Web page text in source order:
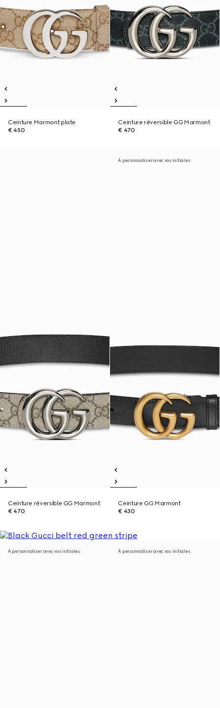
Ceinture Marmont plate
€ 450
Ceinture réversible GG Marmont
€ 470
Ceinture réversible GG Marmont
€ 470
À personnaliser avec vos initiales
Ceinture GG Marmont
€ 430
À personnaliser avec vos initiales À personnaliser avec vos initiales